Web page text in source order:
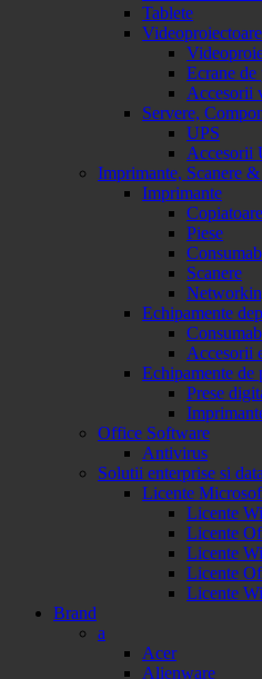
Tablete
Ecrane de
Accesorii
Servere,
UPS
Accesorii
Imprimante, Scanere
Imprimante
Copiatoare
Piese
Scanere
Echipamente
Accesorii
Echipamente de
Prese
Office Software
Antivirus
Solutii enterprise si
Licente
Licente
Licente
Licente
Licente
Licente
Brand
a
Acer
Alienware